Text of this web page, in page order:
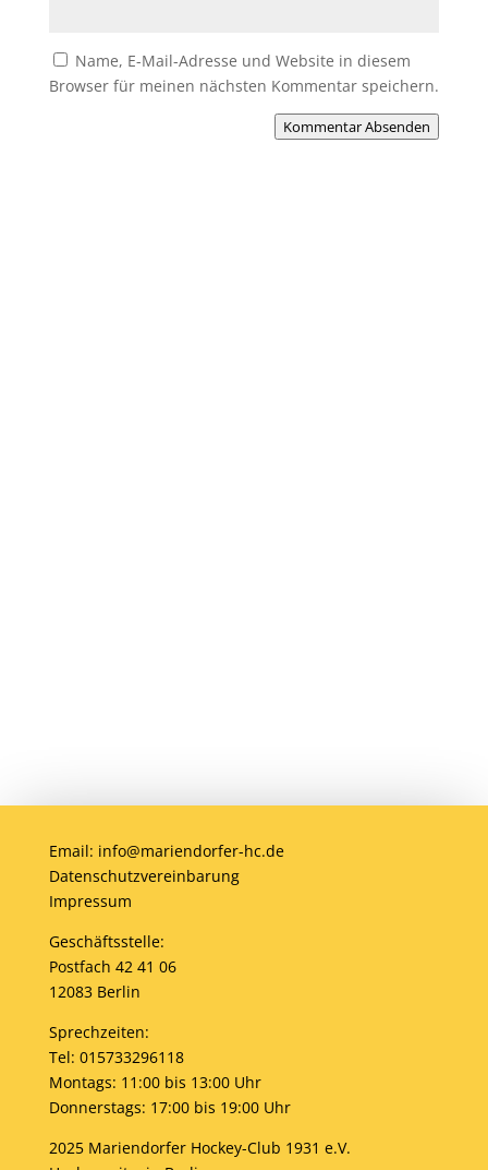
Name, E-Mail-Adresse und Website in diesem
Browser für meinen nächsten Kommentar speichern.
Kommentar Absenden
Email: info@mariendorfer-hc.de
Datenschutzvereinbarung
Impressum
Geschäftsstelle:
Postfach 42 41 06
12083 Berlin
Sprechzeiten:
Tel: 015733296118
Montags: 11:00 bis 13:00 Uhr
Donnerstags: 17:00 bis 19:00 Uhr
2025 Mariendorfer Hockey-Club 1931 e.V.